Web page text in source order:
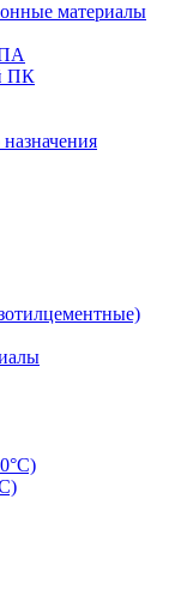
материалы
ПК